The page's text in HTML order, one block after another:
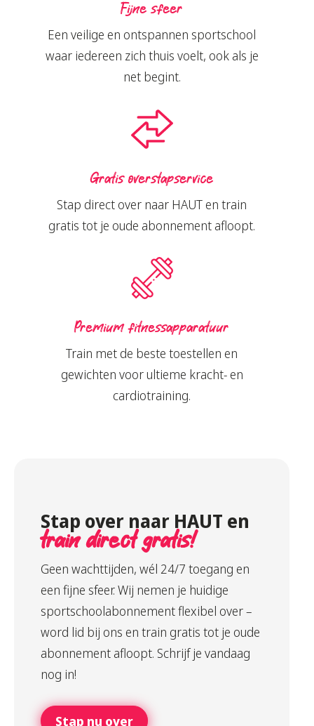
Fijne sfeer
Een veilige en ontspannen sportschool
waar iedereen zich thuis voelt, ook als je
net begint.
Gratis overstapservice
Stap direct over naar HAUT en train
gratis tot je oude abonnement afloopt.
Premium fitnessapparatuur
Train met de beste toestellen en
gewichten voor ultieme kracht- en
cardiotraining.
Stap over naar HAUT en
train direct gratis!
Geen wachttijden, wél 24/7 toegang en
een fijne sfeer. Wij nemen je huidige
sportschoolabonnement flexibel over –
word lid bij ons en train gratis tot je oude
abonnement afloopt. Schrijf je vandaag
nog in!
Stap nu over